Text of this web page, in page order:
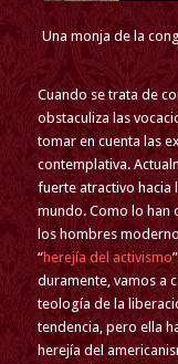
Una monja de la
Cuando se trata de
obstaculiza las
tomar en cuenta las
contemplativa.
fuerte atractivo hacia
mundo. Como lo han
los hombres
“herejía del activismo
duramente, vamos a
teología de la
tendencia, pero ella
herejía del